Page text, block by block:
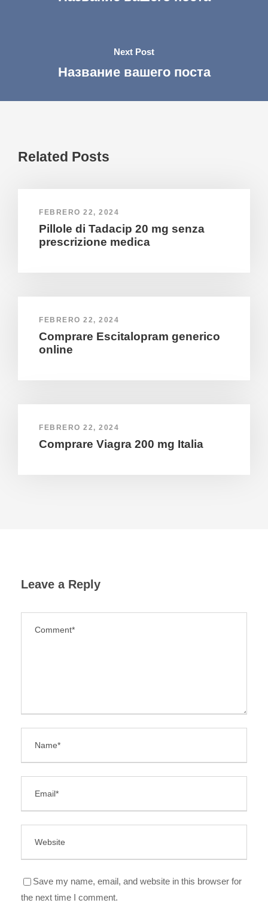
Next Post
Название вашего поста
Related Posts
FEBRERO 22, 2024
Pillole di Tadacip 20 mg senza
prescrizione medica
FEBRERO 22, 2024
Comprare Escitalopram generico
online
FEBRERO 22, 2024
Comprare Viagra 200 mg Italia
Leave a Reply
Save my name, email, and website in this browser for
the next time I comment.